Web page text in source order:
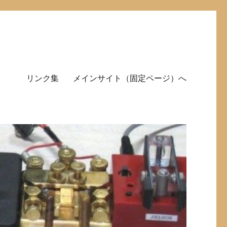
リンク集 メインサイト（固定ページ）へ